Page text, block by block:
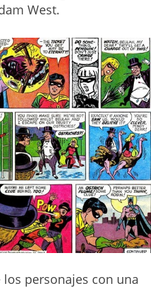
West.
personajes con una